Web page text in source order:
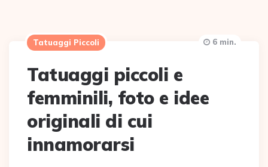
Tatuaggi Piccoli
Tatuaggi piccoli e
femminili, foto e idee
originali di cui
innamorarsi
6 min.